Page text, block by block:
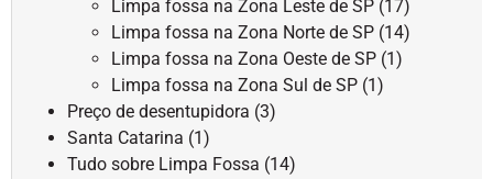
Limpa fossa na Zona Leste de SP (17)
Limpa fossa na Zona Norte de SP (14)
Limpa fossa na Zona Oeste de SP (1)
Limpa fossa na Zona Sul de SP (1)
Preço de desentupidora (3)
Santa Catarina (1)
Tudo sobre Limpa Fossa (14)